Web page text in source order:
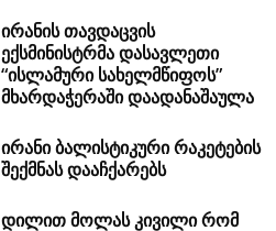
ირანის თავდაცვის
ექსმინისტრმა დასავლეთი
“ისლამური სახელმწიფოს”
მხარდაჭერაში დაადანაშაულა
ირანი ბალისტიკური რაკეტების
შექმნას დააჩქარებს
დილით მოლას კივილი რომ